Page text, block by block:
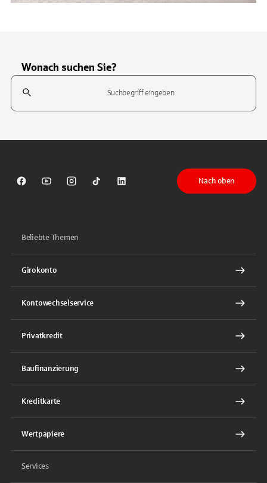
Wonach suchen Sie?
Suchfeld
Sparkasse auf Facebook
Sparkasse auf Youtube
Sparkasse auf Instagram
Sparkasse auf TikTok
Sparkasse auf LinkedIn
Nach oben
Beliebte Themen
Girokonto
Kontowechselservice
Privatkredit
Baufinanzierung
Kreditkarte
Wertpapiere
Services